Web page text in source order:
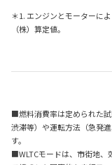
＊1. エンジンとモーターに
（株）算定値。
■燃料消費率は定められた試
渋滞等）や運転方法（急発
す。
■WLTCモードは、市街地、